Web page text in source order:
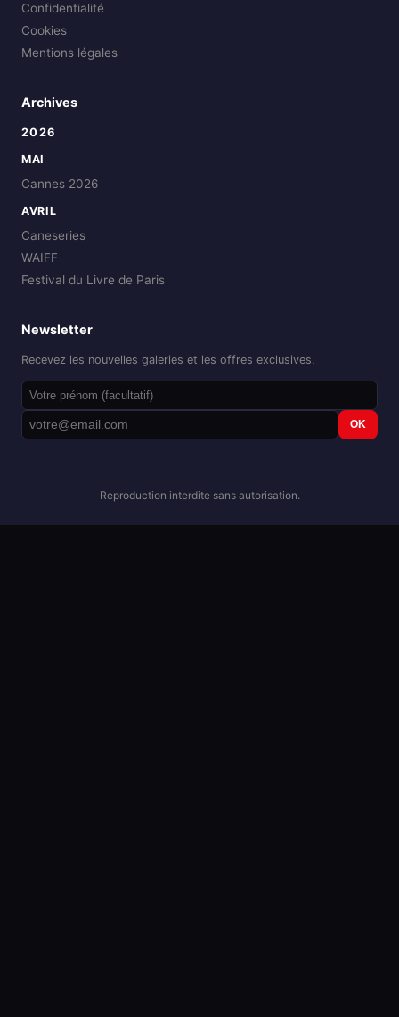
Confidentialité
Cookies
Mentions légales
Archives
2026
MAI
Cannes 2026
AVRIL
Caneseries
WAIFF
Festival du Livre de Paris
Newsletter
Recevez les nouvelles galeries et les offres exclusives.
OK
Reproduction interdite sans autorisation.